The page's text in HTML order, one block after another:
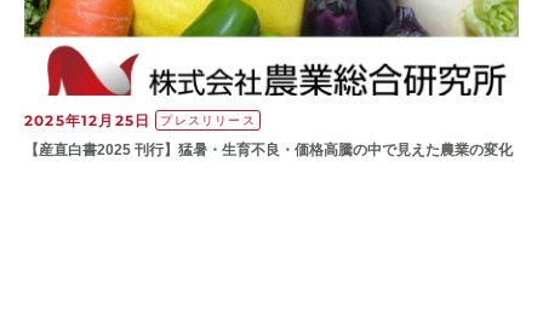
2025年12月25日 プレスリリース
【産直白書2025 刊行】猛暑・生育不良・価格高騰の中で見えた農業の変化